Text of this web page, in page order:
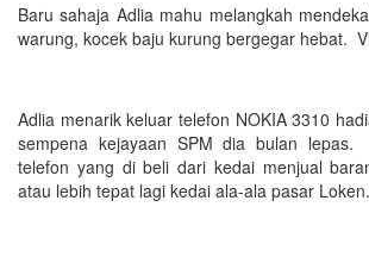
Baru sahaja Adlia mahu melangkah
warung, kocek baju kurung bergegar hebat.
Adlia menarik keluar telefon NOKIA 3310
sempena kejayaan SPM dia bulan
telefon yang di beli dari kedai menjual
atau lebih tepat lagi kedai ala-ala pasar Loken.